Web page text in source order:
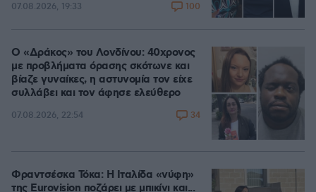
07.08.2026, 19:33 100
Ο «Δράκος» του Λονδίνου: 40χρονος
με προβλήματα όρασης σκότωνε και
βίαζε γυναίκες, η αστυνομία τον είχε
συλλάβει και τον άφησε ελεύθερο
07.08.2026, 22:54 34
Φραντσέσκα Τόκα: Η Ιταλίδα «νύφη»
της Eurovision ποζάρει με μπικίνι και...